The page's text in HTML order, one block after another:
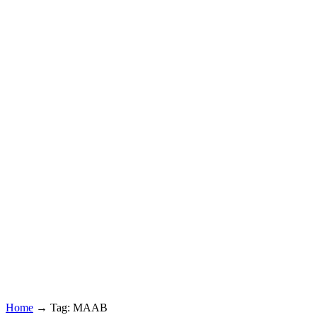
Home → Tag: MAAB